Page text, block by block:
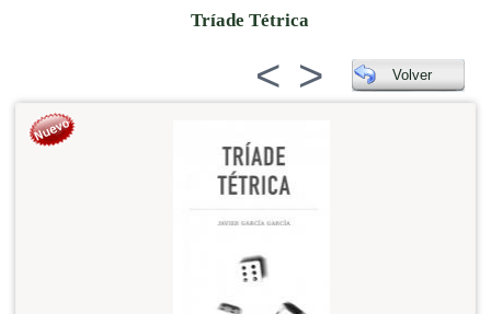
Tríade Tétrica
< > Volver